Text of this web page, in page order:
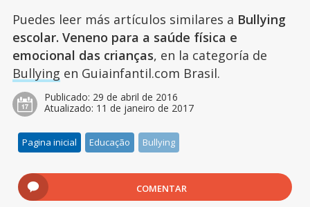
Puedes leer más artículos similares a Bullying
escolar. Veneno para a saúde física e
emocional das crianças, en la categoría de
Bullying en Guiainfantil.com Brasil.
Publicado: 29 de abril de 2016
Atualizado: 11 de janeiro de 2017
Pagina inicial Educação Bullying
COMENTAR